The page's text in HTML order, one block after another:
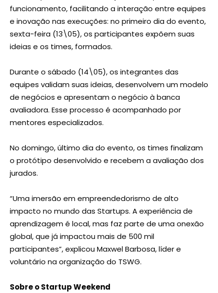
funcionamento, facilitando a interação entre equipes
e inovação nas execuções: no primeiro dia do evento,
sexta-feira (13\05), os participantes expõem suas
ideias e os times, formados.
Durante o sábado (14\05), os integrantes das
equipes validam suas ideias, desenvolvem um modelo
de negócios e apresentam o negócio à banca
avaliadora. Esse processo é acompanhado por
mentores especializados.
No domingo, último dia do evento, os times finalizam
o protótipo desenvolvido e recebem a avaliação dos
jurados.
“Uma imersão em empreendedorismo de alto
impacto no mundo das Startups. A experiência de
aprendizagem é local, mas faz parte de uma onexão
global, que já impactou mais de 500 mil
participantes”, explicou Maxwel Barbosa, líder e
voluntário na organização do TSWG.
Sobre o Startup Weekend